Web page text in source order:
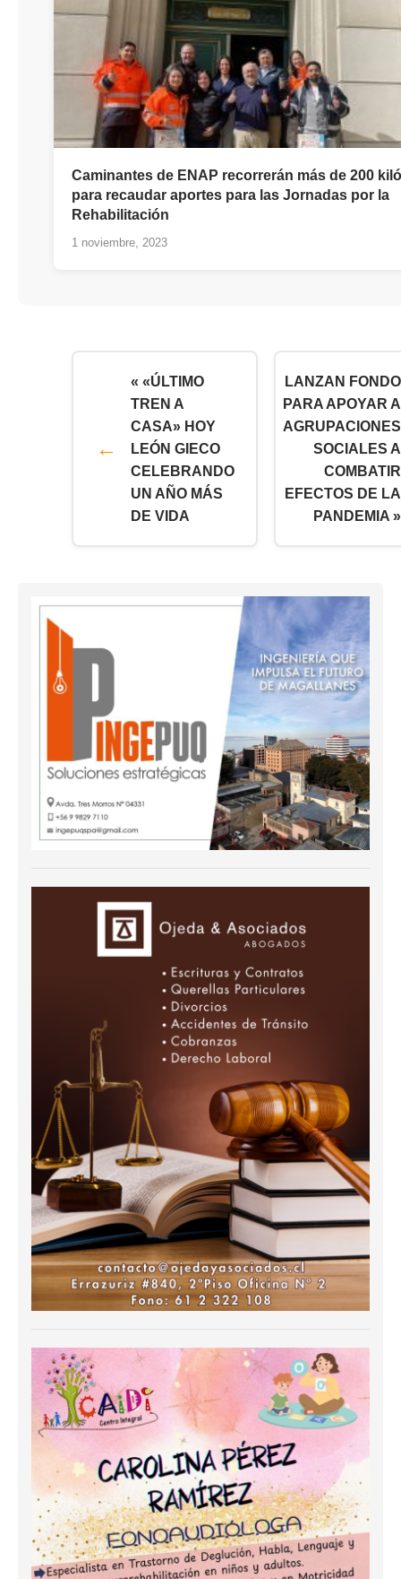
Caminantes de ENAP recorrerán más de 200
para recaudar aportes para las Jornadas por la
Rehabilitación
1 noviembre, 2023
« «ÚLTIMO
TREN A
CASA» HOY
LEÓN GIECO
CELEBRANDO
UN AÑO MÁS
DE VIDA
LANZAN FONDO
PARA APOYAR A
AGRUPACIONES
SOCIALES A
COMBATIR
EFECTOS DE LA
PANDEMIA »